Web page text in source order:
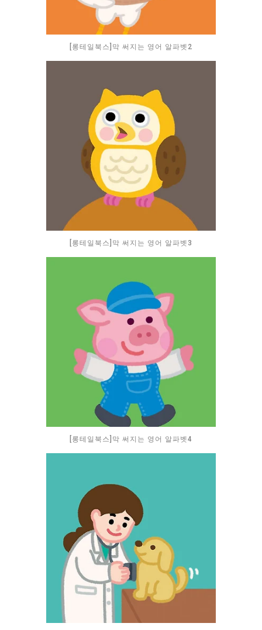
[롱테일북스]막 써지는 영어 알파벳2
[롱테일북스]막 써지는 영어 알파벳3
[롱테일북스]막 써지는 영어 알파벳4